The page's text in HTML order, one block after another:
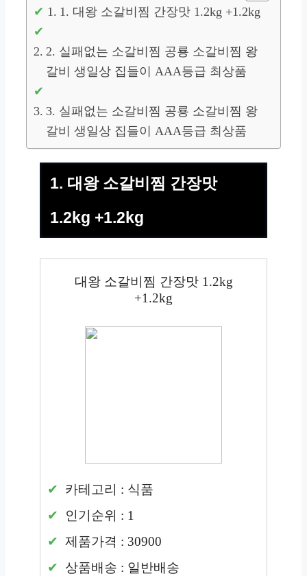
1. 대왕 소갈비찜 간장맛 1.2kg +1.2kg
2. 실패없는 소갈비찜 공룡 소갈비찜 왕
갈비 생일상 집들이 AAA등급 최상품
3. 실패없는 소갈비찜 공룡 소갈비찜 왕
갈비 생일상 집들이 AAA등급 최상품
1. 대왕 소갈비찜 간장맛
1.2kg +1.2kg
대왕 소갈비찜 간장맛 1.2kg
+1.2kg
카테고리 : 식품
인기순위 : 1
제품가격 : 30900
상품배송 : 일반배송